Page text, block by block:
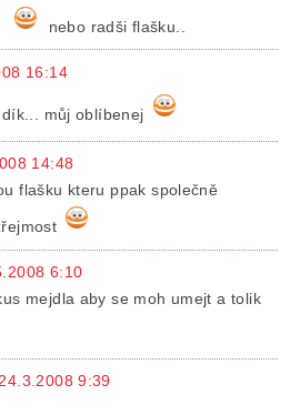
nebo radši flašku..
16:14
můj oblíbenej
14:48
flašku kteru ppak společně
6:10
mejdla aby se moh umejt a tolik
9:39